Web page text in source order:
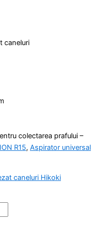
caneluri
colectarea prafului –
R15, Aspirator universal
caneluri Hikoki